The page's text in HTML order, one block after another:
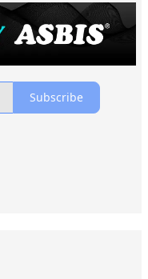
Subscribe